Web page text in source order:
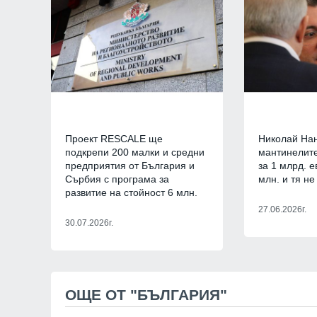
Проект RESCALE ще
подкрепи 200 малки и средни
предприятия от България и
Сърбия с програма за
развитие на стойност 6 млн.
30.07.2026г.
Николай
за 1 млрд.
млн. и тя
27.06.2026г.
ОЩЕ ОТ "БЪЛГАРИЯ"
9
Страхуват ги:
започнала
Руския културно-
Нови
правила от 1
Бизнес и финанси
На 1 август
открили микрофон